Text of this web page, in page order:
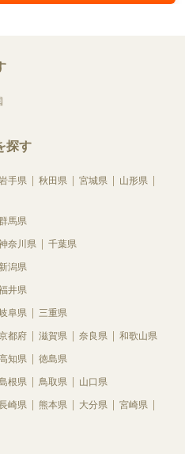
探す
手県 秋田県 宮城県
山形県
馬県
奈川県 千葉県
新潟県
井県
阜県 三重県
都府 滋賀県 奈良県 和歌山県
知県 徳島県
根県 鳥取県 山口県
崎県 熊本県 大分県
宮崎県